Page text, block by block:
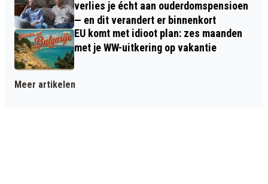
verlies je écht aan ouderdomspensioen
— en dit verandert er binnenkort
EU komt met idioot plan: zes maanden
met je WW-uitkering op vakantie
Meer artikelen